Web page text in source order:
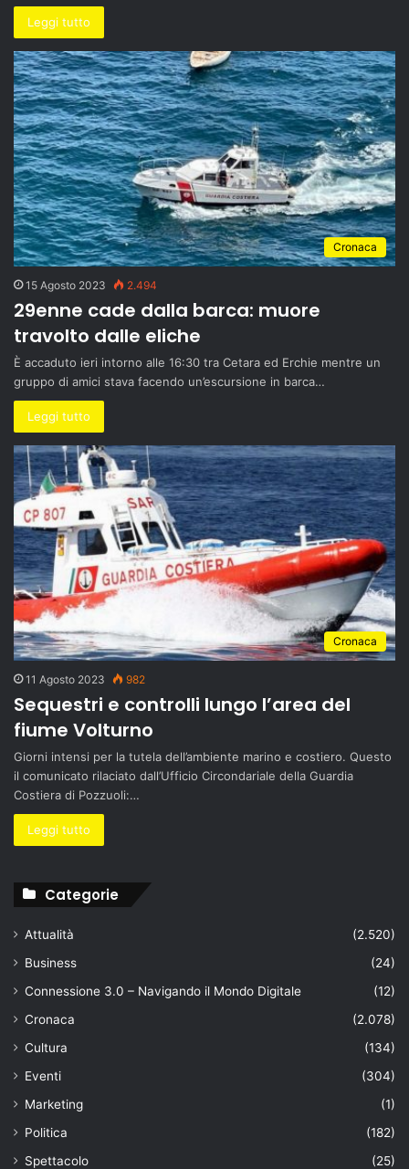
Leggi tutto
Cronaca
15 Agosto 2023 2.494
29enne cade dalla barca: muore
travolto dalle eliche
È accaduto ieri intorno alle 16:30 tra Cetara ed Erchie mentre un
gruppo di amici stava facendo un’escursione in barca…
Leggi tutto
Cronaca
11 Agosto 2023 982
Sequestri e controlli lungo l’area del
fiume Volturno
Giorni intensi per la tutela dell’ambiente marino e costiero. Questo
il comunicato rilaciato dall’Ufficio Circondariale della Guardia
Costiera di Pozzuoli:…
Leggi tutto
Categorie
Attualità
(2.520)
Business
(24)
Connessione 3.0 – Navigando il Mondo Digitale
(12)
Cronaca
(2.078)
Cultura
(134)
Eventi
(304)
Marketing
(1)
Politica
(182)
Spettacolo
(25)